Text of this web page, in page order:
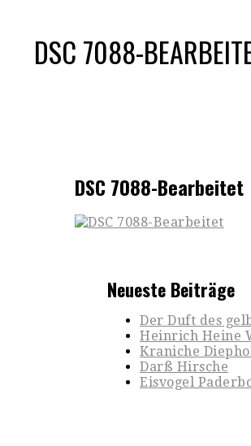
DSC 7088-
DSC 7088-Bearbeitet
Neueste Beiträge
Der Duft des
Heinrich Heine
Kraniche
Darß Hirsche
Eisvogel